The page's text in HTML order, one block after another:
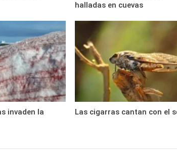
halladas en cuevas
invaden la
Las cigarras cantan con el